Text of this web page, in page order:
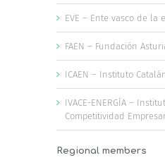
EVE – Ente vasco de la
FAEN – Fundación
ICAEN – Instituto
IVACE-ENERGÍA –
Competitividad
Regional members